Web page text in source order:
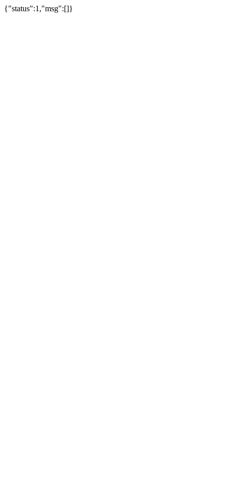
{"status":1,"msg":[]}